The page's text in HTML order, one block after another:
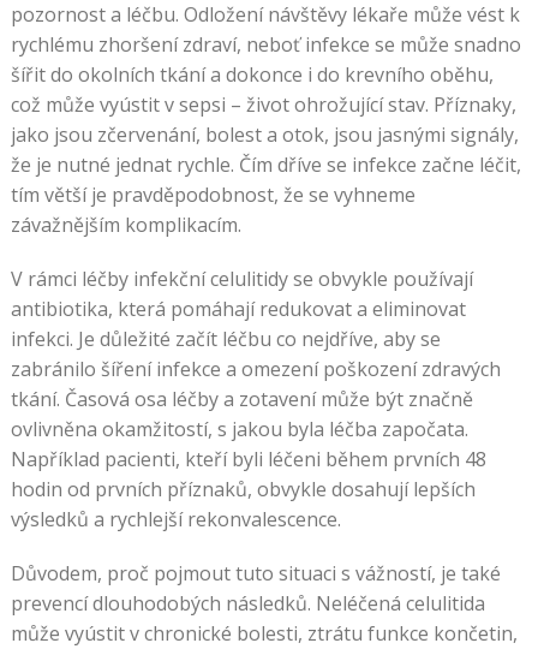
pozornost a léčbu. Odložení návštěvy lékaře může vést k
rychlému zhoršení zdraví, neboť infekce se může snadno
šířit do okolních tkání a dokonce i do krevního oběhu,
což může vyústit v sepsi – život ohrožující stav. Příznaky,
jako jsou zčervenání, bolest a otok, jsou jasnými signály,
že je nutné jednat rychle. Čím dříve se infekce začne léčit,
tím větší je pravděpodobnost, že se vyhneme
závažnějším komplikacím.
V rámci léčby infekční celulitidy se obvykle používají
antibiotika, která pomáhají redukovat a eliminovat
infekci. Je důležité začít léčbu co nejdříve, aby se
zabránilo šíření infekce a omezení poškození zdravých
tkání. Časová osa léčby a zotavení může být značně
ovlivněna okamžitostí, s jakou byla léčba započata.
Například pacienti, kteří byli léčeni během prvních 48
hodin od prvních příznaků, obvykle dosahují lepších
výsledků a rychlejší rekonvalescence.
Důvodem, proč pojmout tuto situaci s vážností, je také
prevencí dlouhodobých následků. Neléčená celulitida
může vyústit v chronické bolesti, ztrátu funkce končetin,